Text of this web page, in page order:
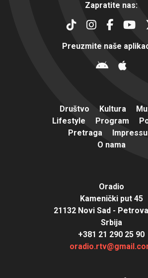
Zapratite nas:
Preuzmite naše
Društvo Kultura
Lifestyle
Program
Pretraga
O nama
Oradio
Kamenički put 45
21132 Novi Sad -
Srbija
+381 21 290 25 90